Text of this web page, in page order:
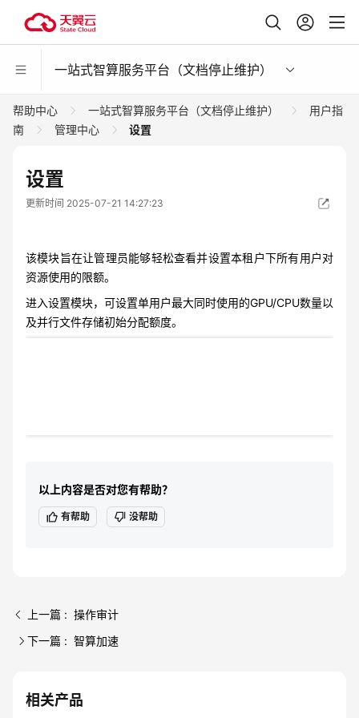
一站式智算服务平台（文档停止维护）
帮助中心 一站式智算服务平台（文档停止维护）
用户指
南
管理中心 设置
设置
更新时间 2025-07-21 14:27:23
该模块旨在让管理员能够轻松查看并设置本租户下所有用户对
资源使用的限额。
进入设置模块，可设置单用户最大同时使用的GPU/CPU数量以
及并行文件存储初始分配额度。
以上内容是否对您有帮助？
有帮助 没帮助
上一篇 : 操作审计
下一篇 : 智算加速
相关产品